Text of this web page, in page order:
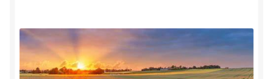
Herinner wie je werkelijk bent